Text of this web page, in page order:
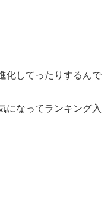
化してったりするんで
になってランキング入